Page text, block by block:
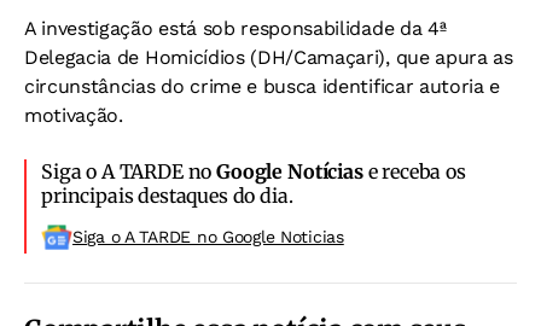
A investigação está sob responsabilidade da 4ª
Delegacia de Homicídios (DH/Camaçari), que apura as
circunstâncias do crime e busca identificar autoria e
motivação.
Siga o A TARDE noGoogle Notíciase receba os
principais destaques do dia.
Siga o A TARDE no Google Noticias